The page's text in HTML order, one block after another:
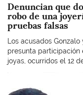
Denuncian que
robo de una
pruebas falsas
Los acusados
presunta participación
joyas, ocurridos el 12